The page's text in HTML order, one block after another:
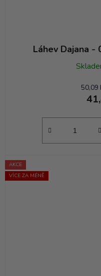
Láhev Dajana -
50,09
AKCE
VÍCE ZA MÉNĚ